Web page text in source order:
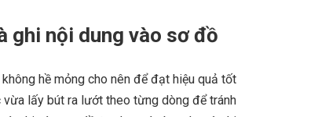
ghi nội dung vào sơ đồ
hề mỏng cho nên để đạt hiệu quả tốt
lấy bút ra lướt theo từng dòng để tránh